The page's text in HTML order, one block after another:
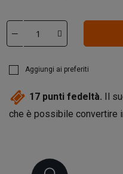
Aggiungi ai preferiti
17 punti fedeltà. Il
che è possibile convertire